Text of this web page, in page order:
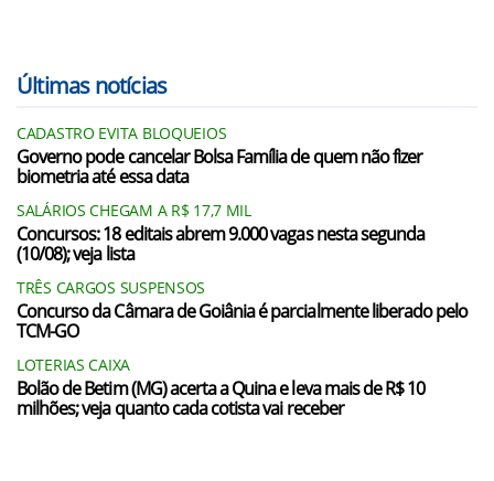
Últimas notícias
CADASTRO EVITA BLOQUEIOS
Governo pode cancelar Bolsa Família de quem não fizer
biometria até essa data
SALÁRIOS CHEGAM A R$ 17,7 MIL
Concursos: 18 editais abrem 9.000 vagas nesta segunda
(10/08); veja lista
TRÊS CARGOS SUSPENSOS
Concurso da Câmara de Goiânia é parcialmente liberado pelo
TCM-GO
LOTERIAS CAIXA
Bolão de Betim (MG) acerta a Quina e leva mais de R$ 10
milhões; veja quanto cada cotista vai receber